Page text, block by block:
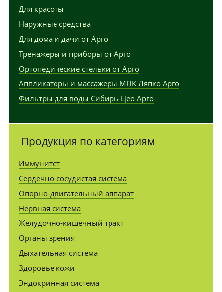
Для красоты
Наружные средства
Для дома и дачи от Арго
Тренажеры и приборы от Арго
Ортопедические стельки от Арго
Аппликаторы и массажеры МПК Ляпко Арго
Фильтры для воды Сибирь-Цео Арго
Продукция по категориям
Иммунитет
Сердечно-сосудистая система
Опорно-двигательный аппарат
Нервная система
Желудочно-кишечный тракт
Органы зрения
Дыхательная система
Здоровье кожи
Эндокринная система